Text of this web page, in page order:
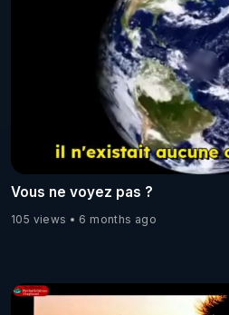
Vous ne voyez pas ?
105 views 6 months ago